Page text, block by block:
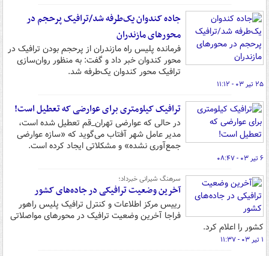
جاده کندوان یک‌طرفه شد/ترافیک پرحجم در
محورهای مازندران
فرمانده پلیس راه مازندران از پرحجم بودن ترافیک در
محور کندوان خبر داد و گفت: به منظور روان‌سازی
ترافیک محور کندوان یک‌طرفه شد.
۲۵ تیر ۰۳ - ۱۱:۱۲
ترافیک کیلومتری برای عوارضی که تعطیل است!
در حالی که عوارضی تهران_قم تعطیل شده است،
مدیر عامل شهر آفتاب می‌گوید که «سازه عوارضی
جمع‌آوری نشده» و مشکلاتی ایجاد کرده است.
۶ تیر ۰۳ - ۰۸:۴۷
سرهنگ شیرانی خبرداد؛
آخرین وضعیت ترافیکی در جاده‌های کشور
رییس مرکز اطلاعات و کنترل ترافیک پلیس راهور
فراجا آخرین وضعیت ترافیک در محورهای مواصلاتی
کشور را اعلام کرد.
۱ تیر ۰۳ - ۱۱:۳۷